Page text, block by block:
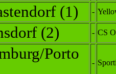
(1) -
(2) - CS
Porto
-